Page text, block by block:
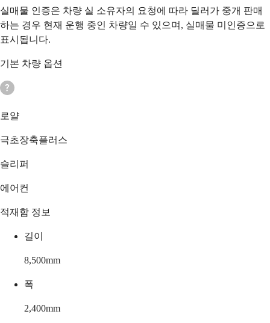
실매물 인증은 차량 실 소유자의 요청에 따라 딜러가 중개 판매
하는 경우 현재 운행 중인 차량일 수 있으며, 실매물 미인증으로
표시됩니다.
기본 차량 옵션
로얄
극초장축플러스
슬리퍼
에어컨
적재함 정보
길이
8,500mm
폭
2,400mm